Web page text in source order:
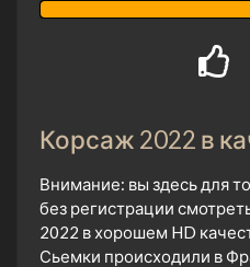
Корсаж 2022 в
Внимание: вы здесь для
без регистрации
2022 в хорошем HD
Сьемки происходили в